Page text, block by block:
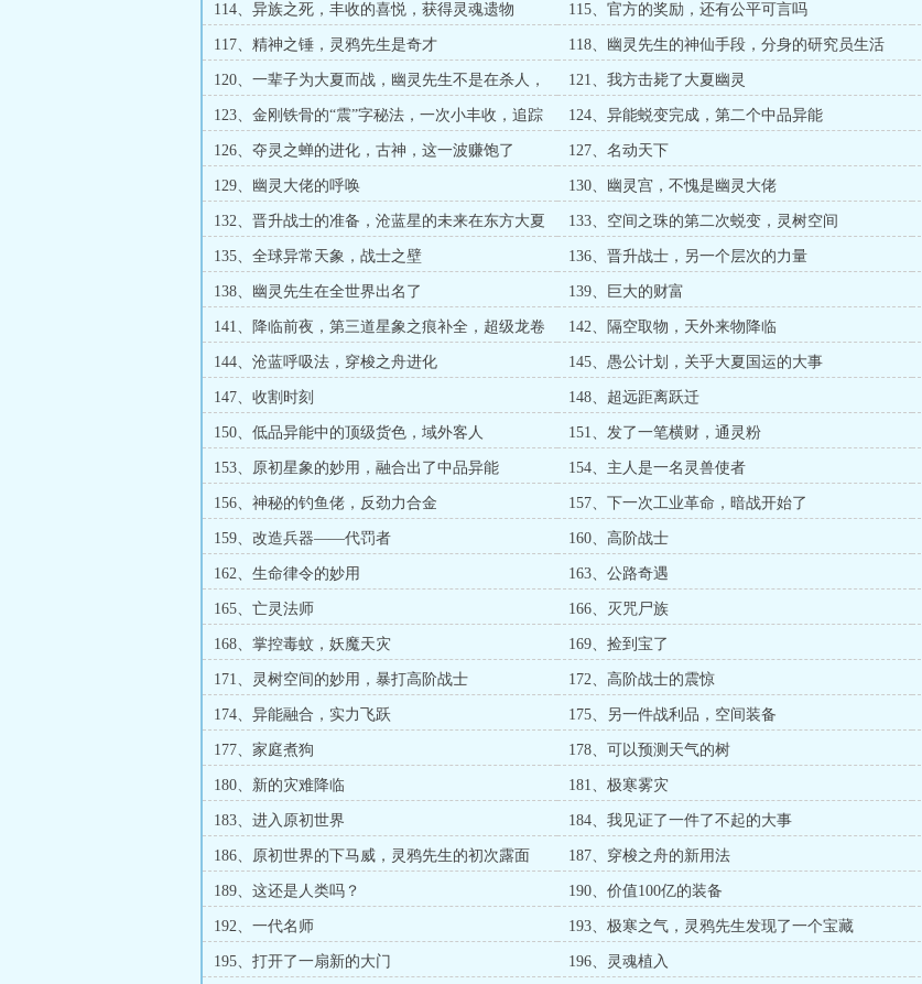
114、异族之死，丰收的喜悦，获得灵魂遗物 115、官方的奖励，还有公平可言吗
117、精神之锤，灵鸦先生是奇才 118、幽灵先生的神仙手段，分身的研究员生活
120、一辈子为大夏而战，幽灵先生不是在杀人，
就是在杀人的路上
121、我方击毙了大夏幽灵
123、金刚铁骨的“震”字秘法，一次小丰收，追踪
诡器
124、异能蜕变完成，第二个中品异能
126、夺灵之蝉的进化，古神，这一波赚饱了 127、名动天下
129、幽灵大佬的呼唤 130、幽灵宫，不愧是幽灵大佬
132、晋升战士的准备，沧蓝星的未来在东方大夏 133、空间之珠的第二次蜕变，灵树空间
135、全球异常天象，战士之壁 136、晋升战士，另一个层次的力量
138、幽灵先生在全世界出名了 139、巨大的财富
141、降临前夜，第三道星象之痕补全，超级龙卷
风
142、隔空取物，天外来物降临
144、沧蓝呼吸法，穿梭之舟进化 145、愚公计划，关乎大夏国运的大事
147、收割时刻 148、超远距离跃迁
150、低品异能中的顶级货色，域外客人 151、发了一笔横财，通灵粉
153、原初星象的妙用，融合出了中品异能 154、主人是一名灵兽使者
156、神秘的钓鱼佬，反劲力合金 157、下一次工业革命，暗战开始了
159、改造兵器——代罚者 160、高阶战士
162、生命律令的妙用 163、公路奇遇
165、亡灵法师 166、灭咒尸族
168、掌控毒蚊，妖魔天灾 169、捡到宝了
171、灵树空间的妙用，暴打高阶战士 172、高阶战士的震惊
174、异能融合，实力飞跃 175、另一件战利品，空间装备
177、家庭煮狗 178、可以预测天气的树
180、新的灾难降临 181、极寒雾灾
183、进入原初世界 184、我见证了一件了不起的大事
186、原初世界的下马威，灵鸦先生的初次露面 187、穿梭之舟的新用法
189、这还是人类吗？ 190、价值100亿的装备
192、一代名师 193、极寒之气，灵鸦先生发现了一个宝藏
195、打开了一扇新的大门 196、灵魂植入